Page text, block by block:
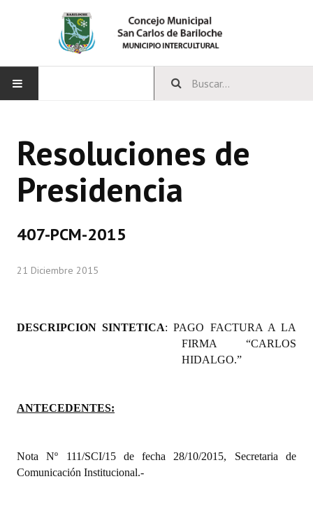
CONCEJO
Bloques Políticos
Comisiones Permanentes
Comisiones Especiales
Programas
Reglamento Interno
Resoluciones de
Presidencia
407-PCM-2015
21 Diciembre 2015
DESCRIPCION SINTETICA: PAGO FACTURA A LA
FIRMA “CARLOS
HIDALGO.”
ANTECEDENTES:
Nota Nº 111/SCI/15 de fecha 28/10/2015, Secretaria de
Comunicación Institucional.-